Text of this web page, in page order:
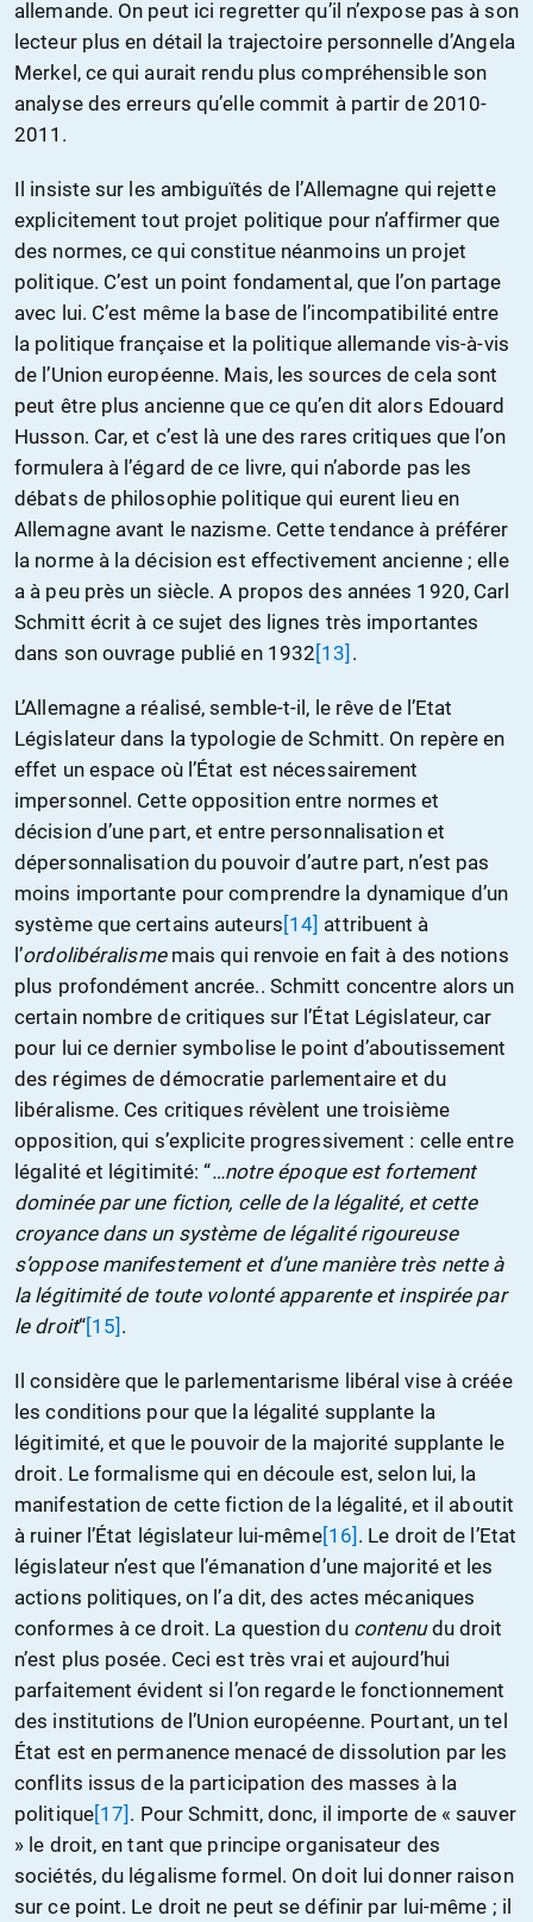
allemande. On peut ici regretter qu’il n’expose pas à son
lecteur plus en détail la trajectoire personnelle d’Angela
Merkel, ce qui aurait rendu plus compréhensible son
analyse des erreurs qu’elle commit à partir de 2010-
2011.
Il insiste sur les ambiguïtés de l’Allemagne qui rejette
explicitement tout projet politique pour n’affirmer que
des normes, ce qui constitue néanmoins un projet
politique. C’est un point fondamental, que l’on partage
avec lui. C’est même la base de l’incompatibilité entre
la politique française et la politique allemande vis-à-vis
de l’Union européenne. Mais, les sources de cela sont
peut être plus ancienne que ce qu’en dit alors Edouard
Husson. Car, et c’est là une des rares critiques que l’on
formulera à l’égard de ce livre, qui n’aborde pas les
débats de philosophie politique qui eurent lieu en
Allemagne avant le nazisme. Cette tendance à préférer
la norme à la décision est effectivement ancienne ; elle
a à peu près un siècle. A propos des années 1920, Carl
Schmitt écrit à ce sujet des lignes très importantes
dans son ouvrage publié en 1932 [13] .
L’Allemagne a réalisé, semble-t-il, le rêve de l’Etat
Législateur dans la typologie de Schmitt. On repère en
effet un espace où l’État est nécessairement
impersonnel. Cette opposition entre normes et
décision d’une part, et entre personnalisation et
dépersonnalisation du pouvoir d’autre part, n’est pas
moins importante pour comprendre la dynamique d’un
système que certains auteurs [14] attribuent à
l’ordolibéralismemais qui renvoie en fait à des notions
plus profondément ancrée.. Schmitt concentre alors un
certain nombre de critiques sur l’État Législateur, car
pour lui ce dernier symbolise le point d’aboutissement
des régimes de démocratie parlementaire et du
libéralisme. Ces critiques révèlent une troisième
opposition, qui s’explicite progressivement : celle entre
légalité et légitimité: “…notre époque est fortement
dominée par une fiction, celle de la légalité, et cette
croyance dans un système de légalité rigoureuse
s’oppose manifestement et d’une manière très nette à
la légitimité de toute volonté apparente et inspirée par
le droit“[15] .
Il considère que le parlementarisme libéral vise à créée
les conditions pour que la légalité supplante la
légitimité, et que le pouvoir de la majorité supplante le
droit. Le formalisme qui en découle est, selon lui, la
manifestation de cette fiction de la légalité, et il aboutit
à ruiner l’État législateur lui-même[16] . Le droit de l’Etat
législateur n’est que l’émanation d’une majorité et les
actions politiques, on l’a dit, des actes mécaniques
conformes à ce droit. La question du contenudu droit
n’est plus posée. Ceci est très vrai et aujourd’hui
parfaitement évident si l’on regarde le fonctionnement
des institutions de l’Union européenne. Pourtant, un tel
État est en permanence menacé de dissolution par les
conflits issus de la participation des masses à la
politique[17] . Pour Schmitt, donc, il importe de « sauver
» le droit, en tant que principe organisateur des
sociétés, du légalisme formel. On doit lui donner raison
sur ce point. Le droit ne peut se définir par lui-même ; il